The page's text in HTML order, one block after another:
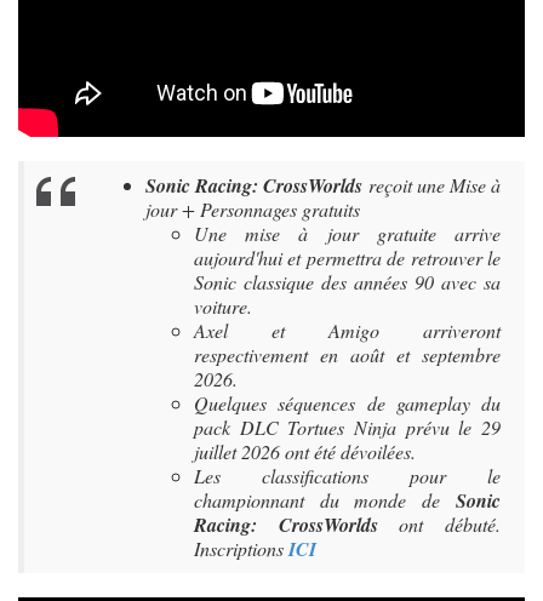
Sonic Racing: CrossWorlds reçoit une Mise à
jour + Personnages gratuits
Une mise à jour gratuite arrive
aujourd'hui et permettra de retrouver le
Sonic classique des années 90 avec sa
voiture.
Axel et Amigo arriveront
respectivement en août et septembre
2026.
Quelques séquences de gameplay du
pack DLC Tortues Ninja prévu le 29
juillet 2026 ont été dévoilées.
Les classifications pour le
championnant du monde de Sonic
Racing: CrossWorldsont débuté.
InscriptionsICI